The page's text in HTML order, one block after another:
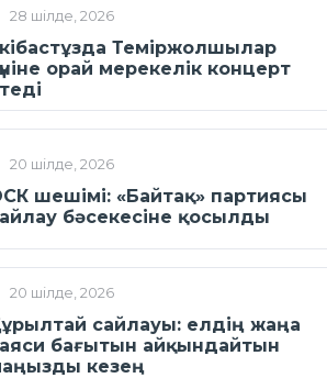
28 шілде, 2026
Теміржолшылар
орай мерекелік концерт
20 шілде, 2026
шешімі: «Байтақ» партиясы
бәсекесіне қосылды
20 шілде, 2026
сайлауы: елдің жаңа
бағытын айқындайтын
кезең